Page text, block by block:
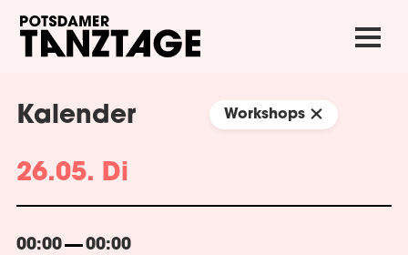
Kalender Workshops
26.05. Di
00:00 00:00